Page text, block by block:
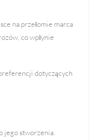
na przełomie marca
co wpłynie
dotyczących
jego stworzenia.